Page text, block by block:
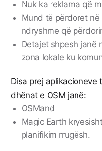
Nuk ka reklama që
Mund të përdoret
ndryshme që
Detajet shpesh janë
zona lokale ku
Disa prej aplikacioneve
dhënat e OSM janë:
OSMand
Magic Earth
planifikim rrugësh.